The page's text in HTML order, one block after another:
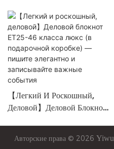
【Легкий И Роскошный,
Деловой】Деловой Блокнот
Пишите Элегантно И
Авторские права © 2026 Yiwu